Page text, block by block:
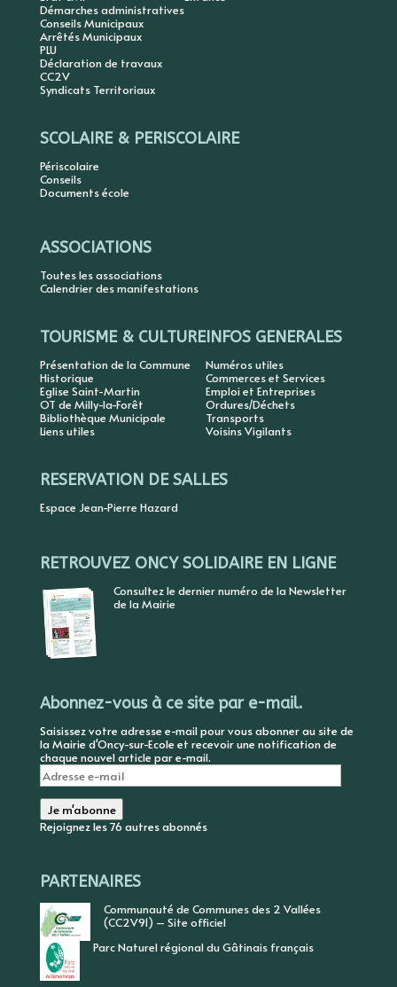
Démarches administratives
Conseils Municipaux
Arrêtés Municipaux
PLU
Déclaration de travaux
CC2V
Syndicats Territoriaux
SCOLAIRE & PERISCOLAIRE
Périscolaire
Conseils
Documents école
ASSOCIATIONS
Toutes les associations
Calendrier des manifestations
TOURISME & CULTURE
Présentation de la Commune
Historique
Eglise Saint-Martin
OT de Milly-la-Forêt
Bibliothèque Municipale
Liens utiles
INFOS GENERALES
Numéros utiles
Commerces et Services
Emploi et Entreprises
Ordures/Déchets
Transports
Voisins Vigilants
RESERVATION DE SALLES
Espace Jean-Pierre Hazard
RETROUVEZ ONCY SOLIDAIRE EN LIGNE
Consultez le dernier numéro de la Newsletter
de la Mairie
Abonnez-vous à ce site par e-mail.
Saisissez votre adresse e-mail pour vous abonner au site de
la Mairie d'Oncy-sur-Ecole et recevoir une notification de
chaque nouvel article par e-mail.
Adresse
e-
mail
Je m'abonne
Rejoignez les 76 autres abonnés
PARTENAIRES
Communauté de Communes des 2 Vallées
(CC2V91) – Site officiel
Parc Naturel régional du Gâtinais français